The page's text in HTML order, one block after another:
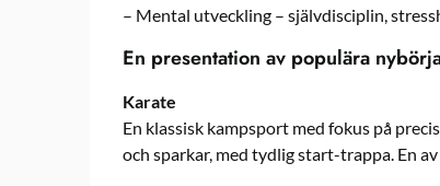
– Mental utveckling – självdisciplin,
En presentation av populära
Karate
En klassisk kampsport med fokus på
och sparkar, med tydlig start-trappa. En